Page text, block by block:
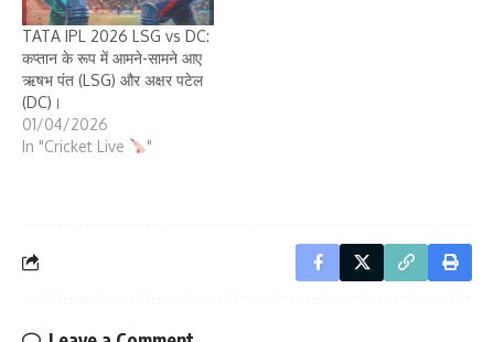
TATA IPL 2026 LSG vs DC:
कप्तान के रूप में आमने-सामने आए
ऋषभ पंत (LSG) और अक्षर पटेल
(DC)।
01/04/2026
In "Cricket Live
"